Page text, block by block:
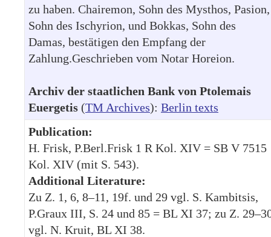
zu haben. Chairemon, Sohn des Mysthos, Pasion,
Sohn des Ischyrion, und Bokkas, Sohn des
Damas, bestätigen den Empfang der
Zahlung.Geschrieben vom Notar Horeion.
Archiv der staatlichen Bank von Ptolemais
Euergetis (TM Archives): Berlin texts
Publication:
H. Frisk, P.Berl.Frisk 1 R Kol. XIV = SB V 7515
Kol. XIV (mit S. 543).
Additional Literature:
Zu Z. 1, 6, 8–11, 19f. und 29 vgl. S. Kambitsis,
P.Graux III, S. 24 und 85 = BL XI 37; zu Z.
vgl. N. Kruit, BL XI 38.